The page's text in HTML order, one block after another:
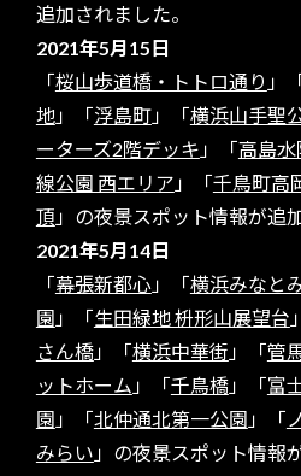
追加されました。
2021年5月15日
「桜山歩道橋・トトロ通り 」
地 」「浮島町」「横浜山手聖
ーターズ2階デッキ 」「高島水
線公園 西エリア 」「千鳥町高
頂 」の夜景スポット情報が追
2021年5月14日
「幕張新都心」「横浜みなと
園 」「生田緑地 枡形山展望台
さん橋」「横浜中華街 」「管
ットホーム 」「千鳥橋」「富
園 」「北仲通北第一公園 」「
みらい 」の夜景スポット情報